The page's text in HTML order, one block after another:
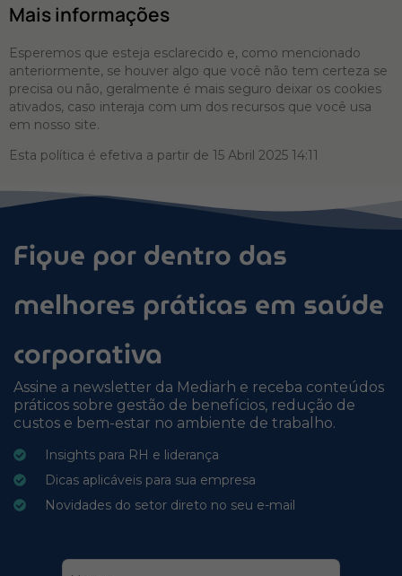
Mais informações
Esperemos que esteja esclarecido e, como mencionado
anteriormente, se houver algo que você não tem certeza se
precisa ou não, geralmente é mais seguro deixar os cookies
ativados, caso interaja com um dos recursos que você usa
em nosso site.
Esta política é efetiva a partir de 15 Abril 2025 14:11
Fique por dentro das
melhores práticas em saúde
corporativa
Assine a newsletter da Mediarh e receba conteúdos
práticos sobre gestão de benefícios, redução de
custos e bem-estar no ambiente de trabalho.
Insights para RH e liderança
Dicas aplicáveis para sua empresa
Novidades do setor direto no seu e-mail